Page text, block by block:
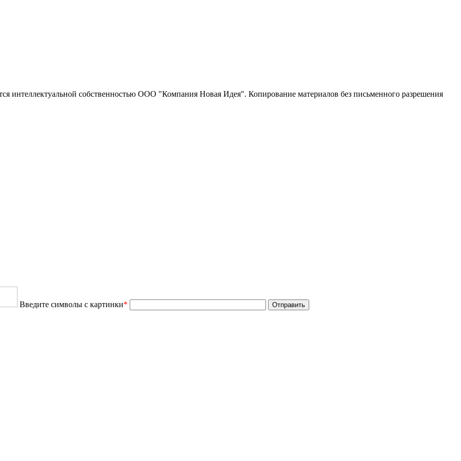
интеллектуальной собственностью ООО "Компания Новая Идея". Копирование материалов без письменного разрешения
Введите символы с картинки*